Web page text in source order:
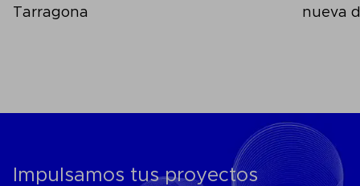
Tarragona
nueva
Impulsamos tus proyectos